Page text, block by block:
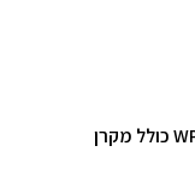
סמארטפון משוריין WP100 Titan 16GB+512GB כולל מקרן